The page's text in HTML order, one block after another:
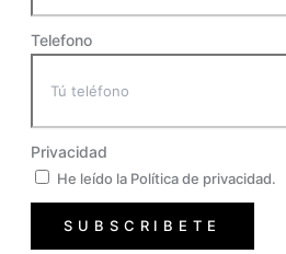
Telefono
Privacidad
He leído la Política de privacidad.
SUBSCRIBETE